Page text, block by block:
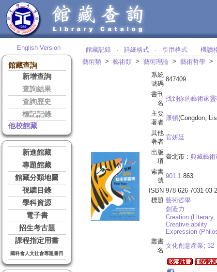
English Version
館藏查詢
新增查詢
查詢結果
查詢歷史
標記記錄
他校館藏
新進館藏
專題館藏
館藏分類地圖
視聽目錄
學科資源
電子書
招生考古題
課程指定用書
國科會人文社會專題書目
館藏記錄 ‧ 詳細格式 ‧ 引用格式 ‧
機讀
藝術類 > 藝術類 > 藝術理論 > 藝術哲學 >
系統
號碼
847409
書刊
名
找到你的藝術家
主要
著者
康頓(Congdon,
其他
著者
官妍廷
出版
項
臺北市 : 典藏藝
索書
號
901.1 863
ISBN 978-626-7031-03-2
標題 藝術哲學
創造力
Creation
Creative ability
Expression
叢書
名
文化創意產業; 32